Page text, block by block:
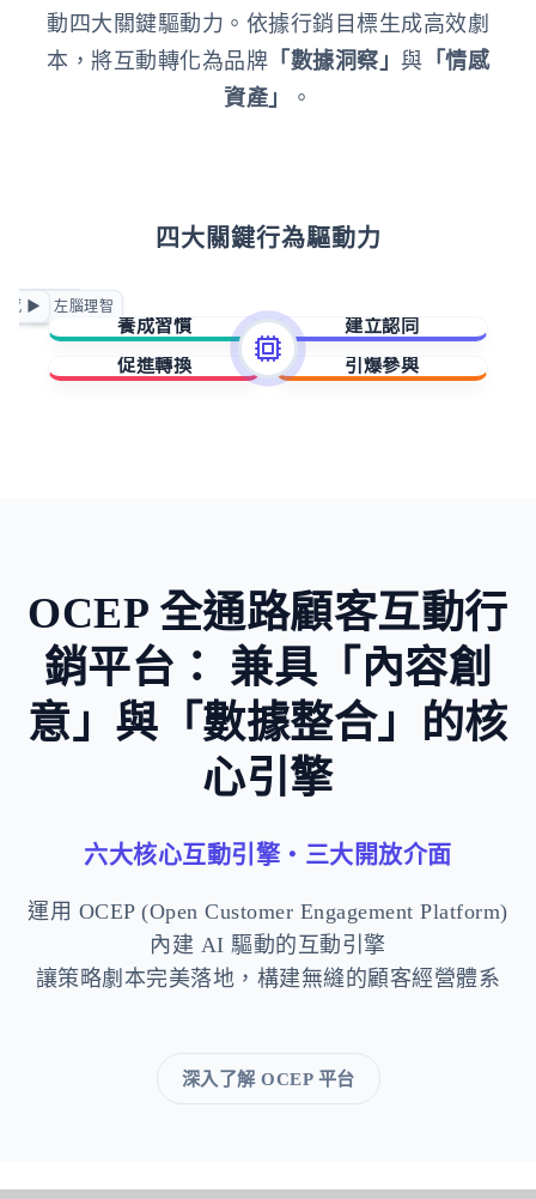
動四大關鍵驅動力。依據行銷目標生成高效劇
本，將互動轉化為品牌 「數據洞察」 與 「情感
資產」
。
四大關鍵行為驅動力
正向賦能
急迫驅動
◀ 左腦理智
感 ▶
養成習慣
擁有與成就
建立認同
歸屬與賦能
促進轉換 引爆參與
OCEP 全通路顧客互動行
銷平台： 兼具「內容創
意」與「數據整合」的核
心引擎
六大核心互動引擎・三大開放介面
運用 OCEP (Open Customer Engagement Platform)
內建 AI 驅動的互動引擎
讓策略劇本完美落地，構建無縫的顧客經營體系
深入了解 OCEP 平台